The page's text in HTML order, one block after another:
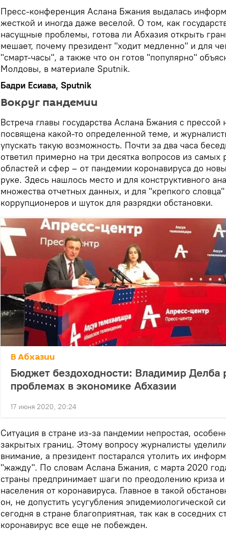
Пресс-конференция Аслана Бжания выдалась
жесткой и иногда даже веселой. О том, как
насущные проблемы, готова ли Абхазия открыть
мешает, почему президент "ходит медленно" и для
"смарт-часы", а также что он готов "популярно"
Молдовы, в материале Sputnik.
Бадри Есиава, Sputnik
Вокруг пандемии
Встреча главы государства Аслана Бжания с прессой
посвящена какой-то определенной теме, и
упускать такую возможность. Почти за два часа
ответил примерно на три десятка вопросов из самых
областей и сфер – от пандемии коронавируса до
руке. Здесь нашлось место и для конструктивного
множества отчетных данных, и для "крепкого
коррупционеров и шуток для разрядки обстановки.
В Абхазии
Бюджет бездоходности: Владимир Делба
проблемах в экономике Абхазии
17 июня 2020, 20:24
Ситуация в стране из-за пандемии непростая,
закрытых границ. Этому вопросу журналисты
внимание, а президент постарался утолить их
"жажду". По словам Аслана Бжания, с марта 2020
страны предпринимает шаги по преодолению криза
населения от коронавируса. Главное в такой
он, не допустить усугубления эпидемиологической
сегодня в стране благоприятная, так как в соседних
коронавирус все еще не побежден.